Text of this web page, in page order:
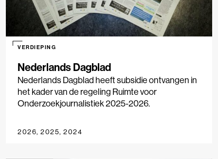
Nederlands Dagblad
VERDIEPING
Nederlands Dagblad heeft subsidie ontvangen in
het kader van de regeling Ruimte voor
Onderzoekjournalistiek 2025-2026.
2026, 2025, 2024